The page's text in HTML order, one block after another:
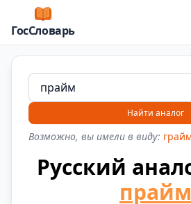
ГосСловарь
Найти аналог
Возможно, вы имели в виду:
Русский
прайм